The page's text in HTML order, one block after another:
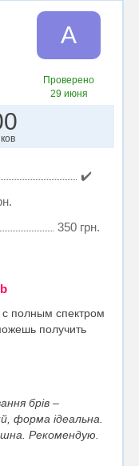
А
Проверено
29 июня
✔️
350 грн.
полным спектром
получить
брів –
форма ідеальна.
Рекомендую.